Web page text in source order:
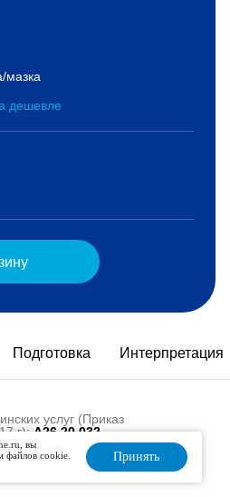
Подготовка Интерпретация
услуг (Приказ
г):A26.20.032
входят следующие
мазка
дешевле
вы
файлов cookie.
Принять